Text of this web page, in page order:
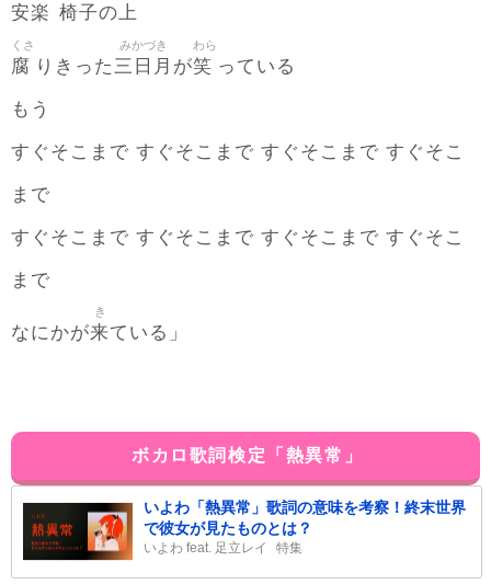
安楽 椅子の上
腐
くさ
りきった三日月
みかづき
が笑
わら
っている
もう
すぐそこまで すぐそこまで すぐそこまで すぐそこ
まで
すぐそこまで すぐそこまで すぐそこまで すぐそこ
まで
なにかが来
き
ている」
ボカロ歌詞検定「熱異常」
いよわ「熱異常」歌詞の意味を考察！終末世界
で彼女が見たものとは？
いよわ feat. 足立レイ 特集